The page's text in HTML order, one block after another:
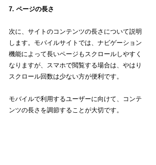
7. ページの長さ
次に、サイトのコンテンツの長さについて説明
します。モバイルサイトでは、ナビゲーション
機能によって長いページもスクロールしやすく
なりますが、スマホで閲覧する場合は、やはり
スクロール回数は少ない方が便利です。
モバイルで利用するユーザーに向けて、コンテ
ンツの長さを調節することが大切です。